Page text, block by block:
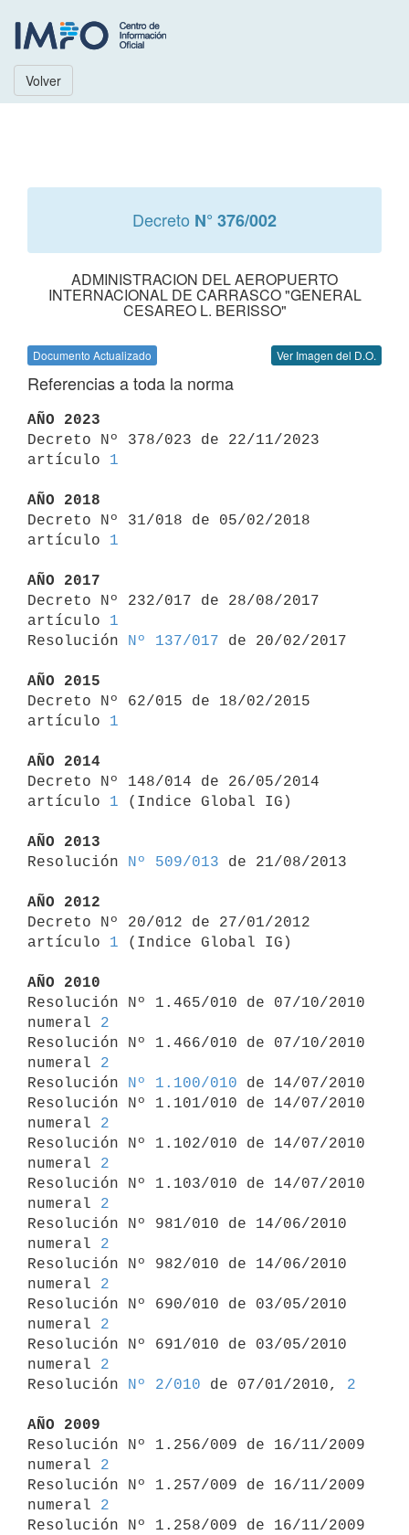
Volver
Decreto N° 376/002
ADMINISTRACION DEL AEROPUERTO
INTERNACIONAL DE CARRASCO "GENERAL
CESAREO L. BERISSO"
Documento Actualizado Ver Imagen del D.O.
Referencias a toda la norma
AÑO 2023
Decreto Nº 378/023 de 22/11/2023
artículo 1
AÑO 2018
Decreto Nº 31/018 de 05/02/2018
artículo 1
AÑO 2017
Decreto Nº 232/017 de 28/08/2017
artículo 1
Resolución
Nº 137/017 de 20/02/2017
AÑO 2015
Decreto Nº 62/015 de 18/02/2015
artículo 1
AÑO 2014
Decreto Nº 148/014 de 26/05/2014
artículo 1 (Indice Global IG)
AÑO 2013
Resolución
Nº 509/013 de 21/08/2013
AÑO 2012
Decreto Nº 20/012 de 27/01/2012
artículo 1 (Indice Global IG)
AÑO 2010
Resolución Nº 1.465/010 de 07/10/2010
numeral 2
Resolución Nº 1.466/010 de 07/10/2010
numeral 2
Resolución
Nº 1.100/010 de 14/07/2010
Resolución Nº 1.101/010 de 14/07/2010
numeral 2
Resolución Nº 1.102/010 de 14/07/2010
numeral 2
Resolución Nº 1.103/010 de 14/07/2010
numeral 2
Resolución Nº 981/010 de 14/06/2010
numeral 2
Resolución Nº 982/010 de 14/06/2010
numeral 2
Resolución Nº 690/010 de 03/05/2010
numeral 2
Resolución Nº 691/010 de 03/05/2010
numeral 2
Resolución
Nº 2/010 de 07/01/2010, 2
AÑO 2009
Resolución Nº 1.256/009 de 16/11/2009
numeral 2
Resolución Nº 1.257/009 de 16/11/2009
numeral 2
Resolución Nº 1.258/009 de 16/11/2009